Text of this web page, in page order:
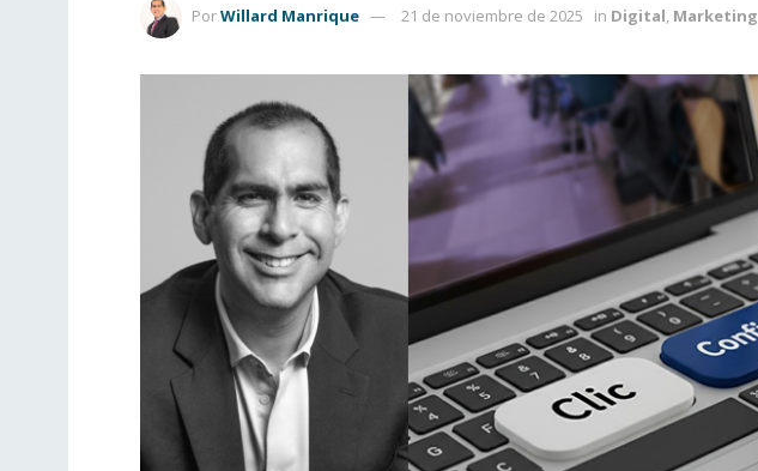
PorWillard Manrique 21 de noviembre de 2025 in Digital, Marketing